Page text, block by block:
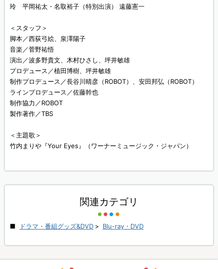
玲 平岡祐太・名取裕子（特別出演） 遠藤憲一
＜スタッフ＞
脚本／西荻弓絵、泉澤陽子
音楽／菅野祐悟
演出／波多野貴文、木村ひさし、坪井敏雄
プロデュース／植田博樹、坪井敏雄
制作プロデュース／長谷川晴彦（ROBOT）、安田邦弘（ROBOT）
ラインプロデュース／佐藤幹也
制作協力／ROBOT
製作著作／TBS
＜主題歌＞
竹内まりや『Your Eyes』（ワーナーミュージック・ジャパン）
関連カテゴリ
ドラマ・番組グッズ&DVD > Blu-ray・DVD